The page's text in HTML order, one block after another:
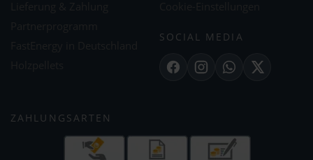
SOCIAL MEDIA
FacebookInstagramWhatsApp
X
ZAHLUNGSARTEN